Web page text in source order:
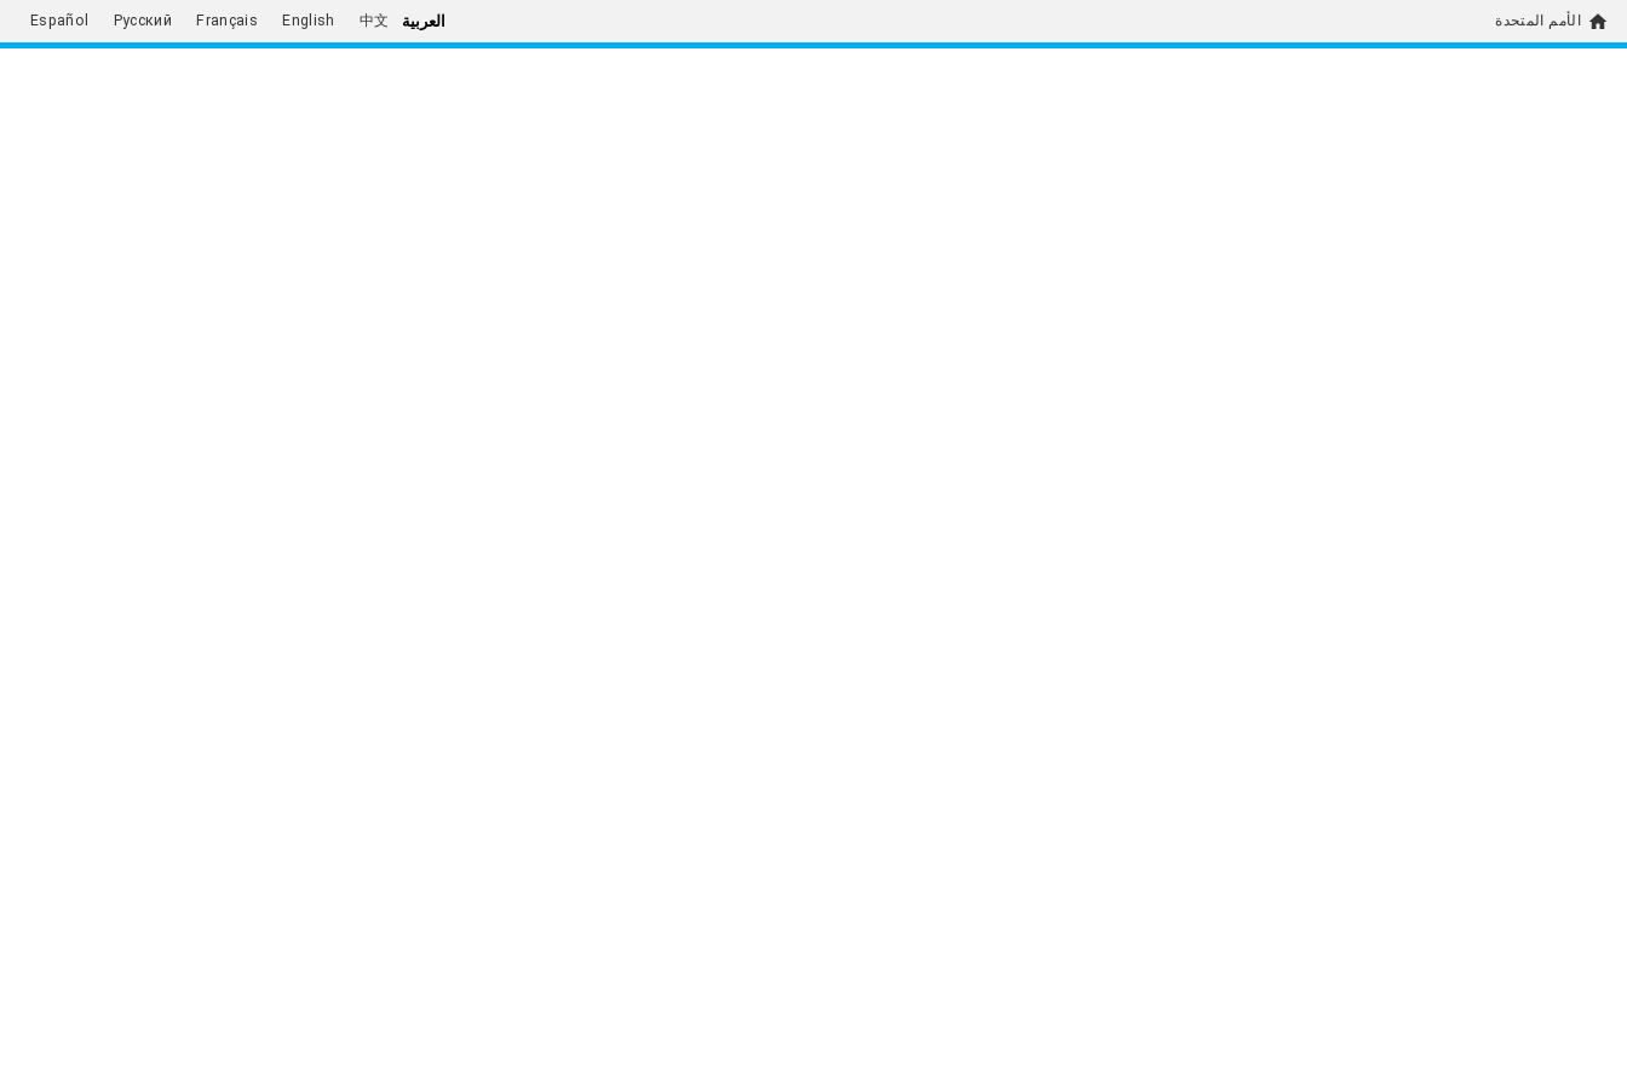
home الأمم المتحدة العربية 中文
English
Français
Русский
Español